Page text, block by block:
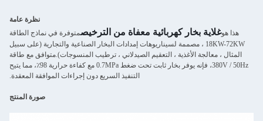
نظرة عامة
هذا هوغلاية بخار كهربائية معفاة من الترخيصمتوفرة في نماذج الطاقة
18KW-72KW ، مصممة لسيناريوهات إمدادات البخار الصناعية والتجارية (على سبيل
المثال ، معالجة الأغذية ، التعقيم الصيدلاني ، ترطيب المنسوجات).متوافق مع طاقة
380V / 50Hz، فإنه يوفر بخار ثابت تحت ضغط 0.7MPa مع كفاءة حرارية 98٪، مما يتيح
التنفيذ السريع دون إجراءات الموافقة المعقدة.
صورة المنتج